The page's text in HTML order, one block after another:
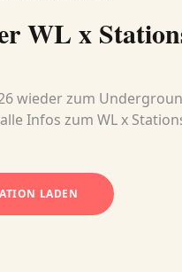
WL x
wieder zum
Infos zum WL x
LADEN